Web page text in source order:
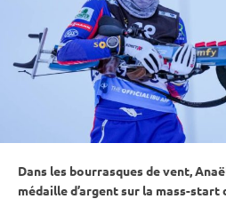
Dans les bourrasques de vent,
médaille d’argent sur la mass-start